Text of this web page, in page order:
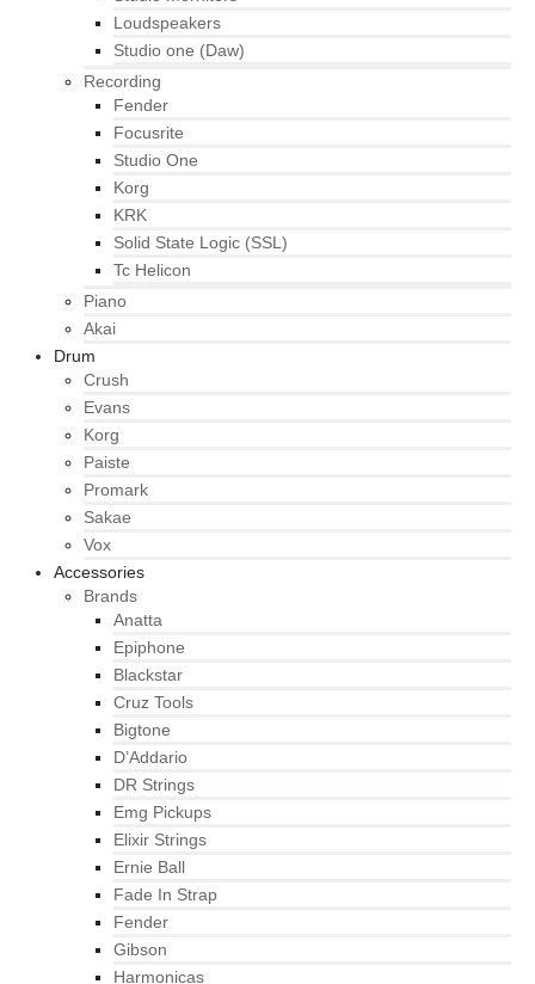
Loudspeakers
Studio one (Daw)
Recording
Fender
Focusrite
Studio One
Korg
KRK
Solid State Logic (SSL)
Tc Helicon
Piano
Akai
Drum
Crush
Evans
Korg
Paiste
Promark
Sakae
Vox
Accessories
Brands
Anatta
Epiphone
Blackstar
Cruz Tools
Bigtone
D’Addario
DR Strings
Emg Pickups
Elixir Strings
Ernie Ball
Fade In Strap
Fender
Gibson
Harmonicas